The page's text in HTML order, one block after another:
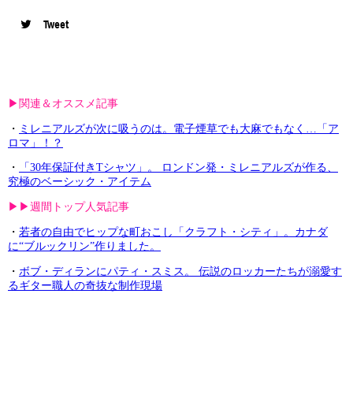
Tweet
▶︎関連＆オススメ記事
・ ミレニアルズが次に吸うのは。電子煙草でも大麻でもなく…「ア
ロマ」！？
・
「30年保証付きTシャツ」。 ロンドン発・ミレニアルズが作る、
究極のベーシック・アイテム
▶︎▶︎週間トップ人気記事
・ 若者の自由でヒップな町おこし「クラフト・シティ」。カナダ
に“ブルックリン”作りました。
・ ボブ・ディランにパティ・スミス。 伝説のロッカーたちが溺愛す
るギター職人の奇抜な制作現場